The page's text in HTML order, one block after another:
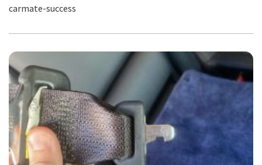
carmate-success